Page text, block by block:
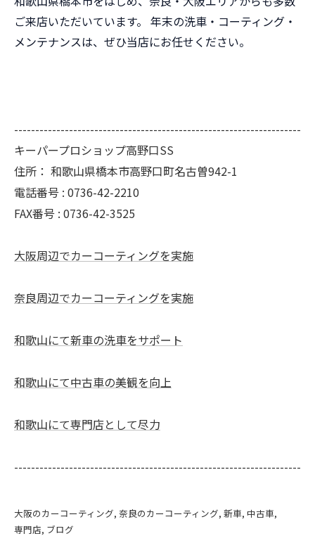
ご来店いただいています。 年末の洗車・コーティング・
メンテナンスは、ぜひ当店にお任せください。
--------------------------------------------------------------------
キーパープロショップ高野口SS
住所： 和歌山県橋本市高野口町名古曽942-1
電話番号 : 0736-42-2210
FAX番号 : 0736-42-3525
大阪周辺でカーコーティングを実施
奈良周辺でカーコーティングを実施
和歌山にて新車の洗車をサポート
和歌山にて中古車の美観を向上
和歌山にて専門店として尽力
--------------------------------------------------------------------
大阪のカーコーティング 奈良のカーコーティング 新車 中古車
専門店 ブログ